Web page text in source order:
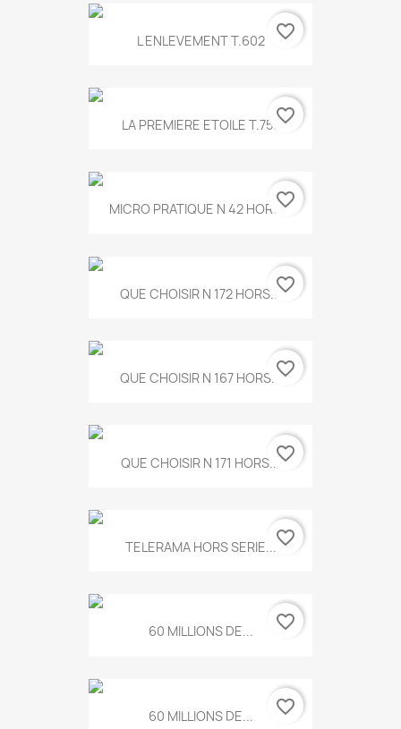
L ENLEVEMENT T.602 favorite_border
LA PREMIERE ETOILE T.755favorite_border
MICRO PRATIQUE N 42 HORS...
favorite_border
QUE CHOISIR N 172 HORS...favorite_border
QUE CHOISIR N 167 HORS...favorite_border
QUE CHOISIR N 171 HORS...favorite_border
TELERAMA HORS SERIE...favorite_border
60 MILLIONS DE... favorite_border
60 MILLIONS DE... favorite_border